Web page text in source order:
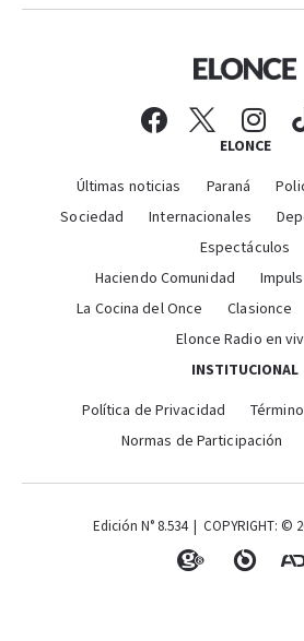
ELONCE
Últimas noticias Paraná
Sociedad
Internacionales
Espectáculos
Haciendo Comunidad
La Cocina del Once
Clasionce
Elonce Radio en
INSTITUCIONAL
Política de Privacidad
Normas de Participación
Edición N° 8.534 | COPYRIGHT: ©